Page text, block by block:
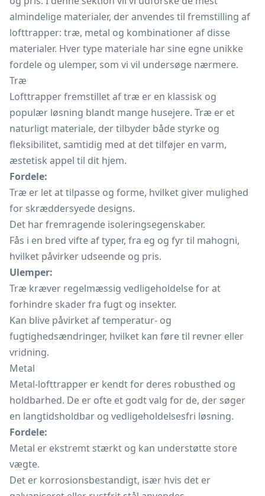
almindelige materialer, der anvendes til fremstilling af
lofttrapper: træ, metal og kombinationer af disse
materialer. Hver type materiale har sine egne unikke
fordele og ulemper, som vi vil undersøge nærmere.
Træ
Lofttrapper fremstillet af træ er en klassisk og
populær løsning blandt mange husejere. Træ er et
naturligt materiale, der tilbyder både styrke og
fleksibilitet, samtidig med at det tilføjer en varm,
æstetisk appel til dit hjem.
Fordele:
Træ er let at tilpasse og forme, hvilket giver mulighed
for skræddersyede designs.
Det har fremragende isoleringsegenskaber.
Fås i en bred vifte af typer, fra eg og fyr til mahogni,
hvilket påvirker udseende og pris.
Ulemper:
Træ kræver regelmæssig vedligeholdelse for at
forhindre skader fra fugt og insekter.
Kan blive påvirket af temperatur- og
fugtighedsændringer, hvilket kan føre til revner eller
vridning.
Metal
Metal-lofttrapper er kendt for deres robusthed og
holdbarhed. De er ofte et godt valg for de, der søger
en langtidsholdbar og vedligeholdelsesfri løsning.
Fordele:
Metal er ekstremt stærkt og kan understøtte store
vægte.
Det er korrosionsbestandigt, især hvis det er